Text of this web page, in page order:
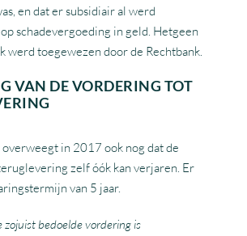
en dat er subsidiair al werd
schadevergoeding in geld. Hetgeen
werd toegewezen door de Rechtbank.
VAN DE VORDERING TOT
overweegt in 2017 ook nog dat de
zelf óók kan verjaren. Er
van 5 jaar.
zojuist bedoelde vordering is